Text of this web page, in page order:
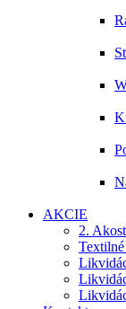
AKCIE
2.